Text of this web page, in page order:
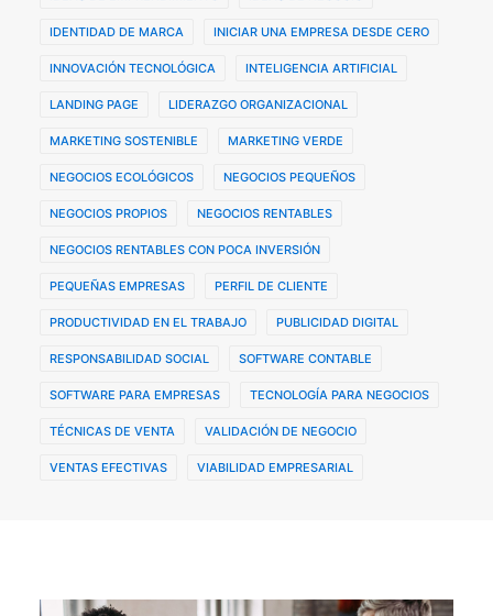
IDENTIDAD DE MARCA INICIAR UNA EMPRESA DESDE CERO
INNOVACIÓN TECNOLÓGICA INTELIGENCIA ARTIFICIAL
LANDING PAGE LIDERAZGO ORGANIZACIONAL
MARKETING SOSTENIBLE MARKETING VERDE
NEGOCIOS ECOLÓGICOS NEGOCIOS PEQUEÑOS
NEGOCIOS PROPIOS NEGOCIOS RENTABLES
NEGOCIOS RENTABLES CON POCA INVERSIÓN
PEQUEÑAS EMPRESAS PERFIL DE CLIENTE
PRODUCTIVIDAD EN EL TRABAJO PUBLICIDAD DIGITAL
RESPONSABILIDAD SOCIAL SOFTWARE CONTABLE
SOFTWARE PARA EMPRESAS TECNOLOGÍA PARA NEGOCIOS
TÉCNICAS DE VENTA VALIDACIÓN DE NEGOCIO
VENTAS EFECTIVAS VIABILIDAD EMPRESARIAL